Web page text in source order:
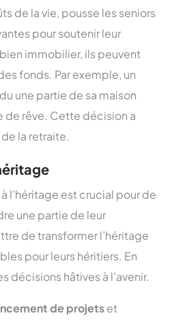
de la vie, pousse les seniors
pour soutenir leur
immobilier, ils peuvent
fonds. Par exemple, un
une partie de sa maison
de rêve. Cette décision a
la retraite.
l’héritage est crucial pour de
une partie de leur
de transformer l’héritage
pour leurs héritiers. En
décisions hâtives à l’avenir.
de projetset